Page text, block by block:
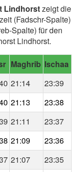
Lindhorstzeigt die
(Fadschr-Spalte)
Spalte) für den
Lindhorst.
Maghrib Ischaa
21:14
23:39
21:13
23:38
21:11
23:37
21:09
23:36
21:07
23:35